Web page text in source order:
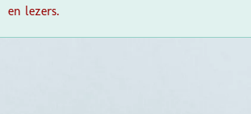
en lezers.